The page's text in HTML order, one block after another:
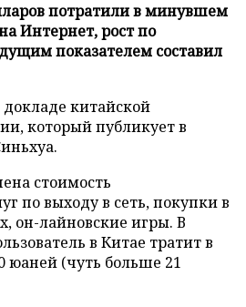
потратили в минувшем
Интернет, рост по
показателем составил
докладе китайской
который публикует в
стоимость
по выходу в сеть, покупки в
он-лайновские игры. В
в Китае тратит в
юаней (чуть больше 21